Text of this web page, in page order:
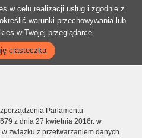
w celu realizacji usług i zgodnie z
warunki przechowywania lub
w Twojej przeglądarce.
ciasteczka
Parlamentu
z dnia 27 kwietnia 2016r. w
związku z przetwarzaniem danych